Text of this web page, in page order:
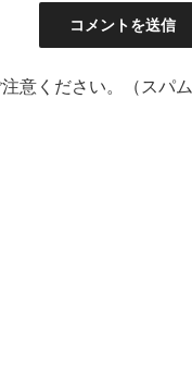
意ください。（スパム